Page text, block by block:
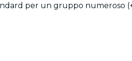
per un gruppo numeroso